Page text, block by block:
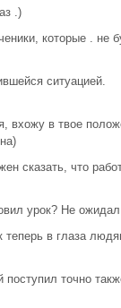
.)
которые . не
ситуацией.
вхожу в твое
сказать, что
урок? Не
теперь в глаза
поступил точно